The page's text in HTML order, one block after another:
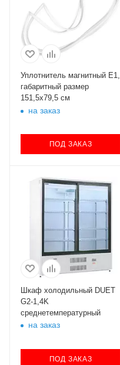
Уплотнитель магнитный Е1,
габаритный размер
151,5х79,5 см
на заказ
ПОД ЗАКАЗ
Шкаф холодильный DUET
G2-1,4K
среднетемпературный
на заказ
ПОД ЗАКАЗ